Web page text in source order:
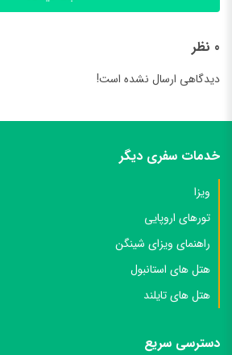
0 نظر
دیدگاهی ارسال نشده است!
خدمات سفری دیگر
ویزا
تورهای اروپایی
راهنمای ویزای شینگن
هتل های استانبول
هتل های تایلند
دسترسی سریع